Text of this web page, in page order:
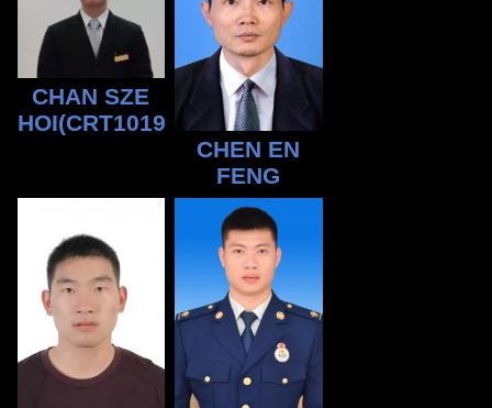
CHAN SZE
HOI(CRT10190457)
CHEN EN
FENG